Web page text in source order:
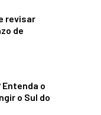
revisar
de
Entenda o
o Sul do